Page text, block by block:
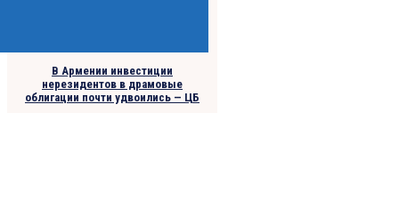
В Армении инвестиции
нерезидентов в драмовые
облигации почти удвоились — ЦБ